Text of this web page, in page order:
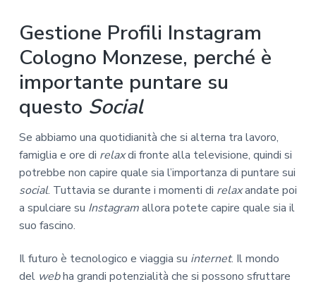
Gestione Profili Instagram
Cologno Monzese, perché è
importante puntare su
questo Social
Se abbiamo una quotidianità che si alterna tra lavoro,
famiglia e ore di relaxdi fronte alla televisione, quindi si
potrebbe non capire quale sia l’importanza di puntare sui
social. Tuttavia se durante i momenti di relaxandate poi
a spulciare su Instagramallora potete capire quale sia il
suo fascino.
Il futuro è tecnologico e viaggia su internet. Il mondo
del webha grandi potenzialità che si possono sfruttare